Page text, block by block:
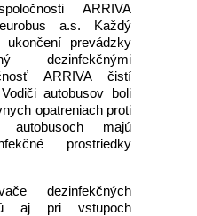
ARRIVA
a.s. Každý
prevádzky
dezinfekčnými
ARRIVA čistí
autobusov boli
opatreniach proti
majú
prostriedky
dezinfekčných
aj pri vstupoch